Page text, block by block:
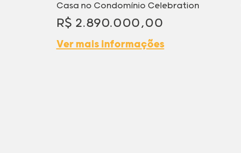
Casa no Condomínio Celebration
R$ 2.890.000,00
Ver mais informações